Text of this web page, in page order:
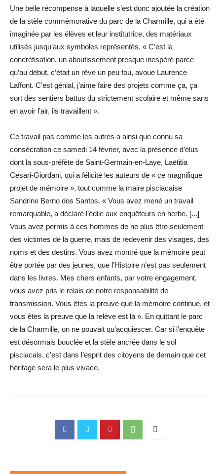
Une belle récompense à laquelle s’est donc ajoutée la création
de la stèle commémorative du parc de la Charmille, qui a été
imaginée par les élèves et leur institutrice, des matériaux
utilisés jusqu’aux symboles représentés. « C’est la
concrétisation, un aboutissement presque inespéré parce
qu’au début, c’était un rêve un peu fou, avoue Laurence
Laffont. C’est génial, j’aime faire des projets comme ça, ça
sort des sentiers battus du strictement scolaire et même sans
en avoir l’air, ils travaillent ».
Ce travail pas comme les autres a ainsi que connu sa
consécration ce samedi 14 février, avec la présence d’élus
dont la sous-préfète de Saint-Germain-en-Laye, Laëtitia
Cesari-Giordani, qui a félicité les auteurs de « ce magnifique
projet de mémoire », tout comme la maire pisciacaise
Sandrine Berno dos Santos. « Vous avez mené un travail
remarquable, a déclaré l’édile aux enquêteurs en herbe. [...]
Vous avez permis à ces hommes de ne plus être seulement
des victimes de la guerre, mais de redevenir des visages, des
noms et des destins. Vous avez montré que la mémoire peut
être portée par des jeunes, que l’Histoire n’est pas seulement
dans les livres. Mes chers enfants, par votre engagement,
vous avez pris le relais de notre responsabilité de
transmission. Vous êtes la preuve que la mémoire continue, et
vous êtes la preuve que la relève est là ». En quittant le parc
de la Charmille, on ne pouvait qu’acquiescer. Car si l’enquête
est désormais bouclée et la stèle ancrée dans le sol
pisciacais, c’est dans l’esprit des citoyens de demain que cet
héritage sera le plus vivace.